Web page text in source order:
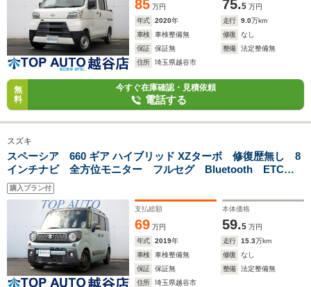
85 万円 75.5 万円
年式
2020年 走行 9.0万km
車検
車検整備無 修復
なし
保証
保証無 整備
法定整備無
住所
埼玉県越谷市
無
料
今すぐ在庫確認・見積依頼
電話する
スズキ
スペーシア 660 ギア ハイブリッド XZターボ 修復歴無し 8
インチナビ 全方位モニター フルセグ Bluetooth ETC
DVD再生 両側電動スライドドア 左右シートヒーター 後席
サーキュレーター アダプティブクルーズ 衝突軽減ブレー
キ パドルシフト
購入プラン付
支払総額
69 万円
本体価格
59.5 万円
年式
2019年 走行 15.3万km
車検
車検整備無 修復
なし
保証
保証無 整備
法定整備無
住所
埼玉県越谷市